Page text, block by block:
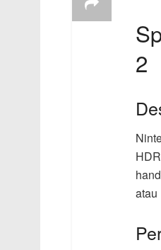
2
atau